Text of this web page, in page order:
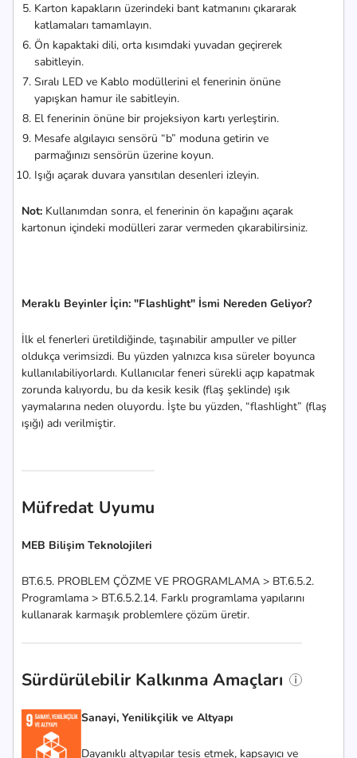
Karton kapakların üzerindeki bant katmanını çıkararak
katlamaları tamamlayın.
Ön kapaktaki dili, orta kısımdaki yuvadan geçirerek
sabitleyin.
Sıralı LED ve Kablo modüllerini el fenerinin önüne
yapışkan hamur ile sabitleyin.
El fenerinin önüne bir projeksiyon kartı yerleştirin.
Mesafe algılayıcı sensörü “b” moduna getirin ve
parmağınızı sensörün üzerine koyun.
Işığı açarak duvara yansıtılan desenleri izleyin.
Not: Kullanımdan sonra, el fenerinin ön kapağını açarak
kartonun içindeki modülleri zarar vermeden çıkarabilirsiniz.
Meraklı Beyinler İçin: "Flashlight" İsmi Nereden Geliyor?
İlk el fenerleri üretildiğinde, taşınabilir ampuller ve piller
oldukça verimsizdi. Bu yüzden yalnızca kısa süreler boyunca
kullanılabiliyorlardı. Kullanıcılar feneri sürekli açıp kapatmak
zorunda kalıyordu, bu da kesik kesik (flaş şeklinde) ışık
yaymalarına neden oluyordu. İşte bu yüzden, “flashlight” (flaş
ışığı) adı verilmiştir.
Müfredat Uyumu
MEB Bilişim Teknolojileri
BT.6.5. PROBLEM ÇÖZME VE PROGRAMLAMA > BT.6.5.2.
Programlama > BT.6.5.2.14. Farklı programlama yapılarını
kullanarak karmaşık problemlere çözüm üretir.
Sürdürülebilir Kalkınma Amaçları
Sanayi, Yenilikçilik ve Altyapı
Dayanıklı altyapılar tesis etmek, kapsayıcı ve